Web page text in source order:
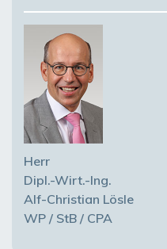
Herr
Dipl.-Wirt.-Ing.
Alf-Christian Lösle
WP / StB / CPA